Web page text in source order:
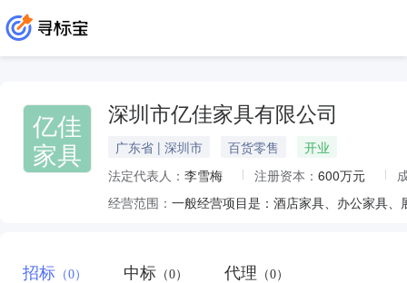
亿佳
家具
深圳市亿佳家具有限公司
广东省 | 深圳市 百货零售
开业
法定代表人： 李雪梅 注册资本： 600万元
经营范围：
招标 （0） 中标 （0） 代理 （0）